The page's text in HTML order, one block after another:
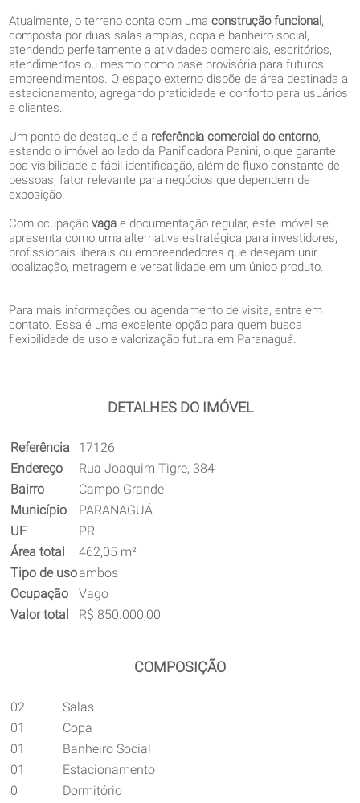
Atualmente, o terreno conta com umaconstrução funcional ,
composta por duas salas amplas, copa e banheiro social,
atendendo perfeitamente a atividades comerciais, escritórios,
atendimentos ou mesmo como base provisória para futuros
empreendimentos. O espaço externo dispõe de área destinada a
estacionamento, agregando praticidade e conforto para usuários
e clientes.
Um ponto de destaque é a referência comercial do entorno,
estando o imóvel ao lado da Panificadora Panini, o que garante
boa visibilidade e fácil identificação, além de fluxo constante de
pessoas, fator relevante para negócios que dependem de
exposição.
Com ocupaçãovaga e documentação regular, este imóvel se
apresenta como uma alternativa estratégica para investidores,
profissionais liberais ou empreendedores que desejam unir
localização, metragem e versatilidade em um único produto.
Para mais informações ou agendamento de visita, entre em
contato. Essa é uma excelente opção para quem busca
flexibilidade de uso e valorização futura em Paranaguá.
DETALHES DO IMÓVEL
Referência
17126
Endereço
Rua Joaquim Tigre, 384
Bairro
Campo Grande
Município
PARANAGUÁ
UF
PR
Área total
462,05 m²
Tipo de usoambos
Ocupação
Vago
Valor total
R$ 850.000,00
COMPOSIÇÃO
02
Salas
01
Copa
01
Banheiro Social
01
Estacionamento
0
Dormitório